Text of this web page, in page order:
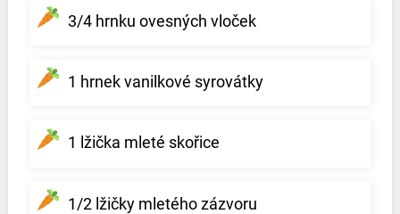
3/4 hrnku ovesných vloček
1 hrnek vanilkové syrovátky
1 lžička mleté skořice
1/2 lžičky mletého zázvoru